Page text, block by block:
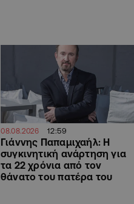
08.08.2026 12:59
Γιάννης Παπαμιχαήλ: Η
συγκινητική ανάρτηση για
τα 22 χρόνια από τον
θάνατο του πατέρα του